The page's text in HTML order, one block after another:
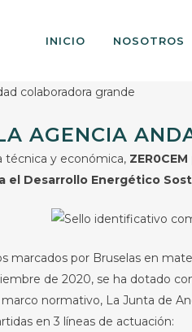
INICIO NOSOTROS
AGENCIA
técnica y económica,
el Desarrollo Energético
marcados por Bruselas en
de 2020, se ha dotado
normativo, La Junta de
en 3 líneas de actuación: